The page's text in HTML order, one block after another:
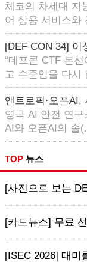
체코의 차세대 지
어 상용 서비스와
[DEF CON 34] 이
“데프콘 CTF 본
고 수준임을 다시
앤트로픽·오픈
영국 AI 안전 연
AI와 오픈AI의 솔
TOP 뉴스
[사진으로 보는
[카드뉴스] 무료
[ISEC 2026] 대미